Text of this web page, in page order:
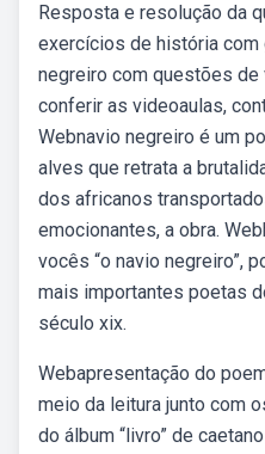
Resposta e resolução da
exercícios de história com
negreiro com questões
conferir as videoaulas,
Webnavio negreiro é um
alves que retrata a
dos africanos
emocionantes, a obra.
vocês “o navio negreiro”,
mais importantes poetas
século xix.
Webapresentação do
meio da leitura junto com
do álbum “livro” de